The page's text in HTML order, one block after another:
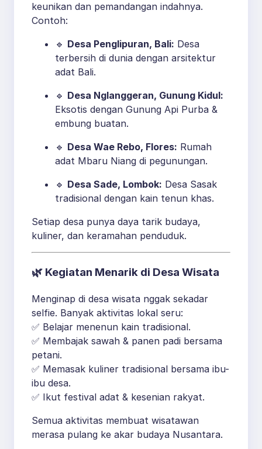
keunikan dan pemandangan indahnya.
Contoh:
🔹 Desa Penglipuran, Bali: Desa
terbersih di dunia dengan arsitektur
adat Bali.
🔹 Desa Nglanggeran, Gunung Kidul:
Eksotis dengan Gunung Api Purba &
embung buatan.
🔹 Desa Wae Rebo, Flores: Rumah
adat Mbaru Niang di pegunungan.
🔹 Desa Sade, Lombok: Desa Sasak
tradisional dengan kain tenun khas.
Setiap desa punya daya tarik budaya,
kuliner, dan keramahan penduduk.
🌿 Kegiatan Menarik di Desa Wisata
Menginap di desa wisata nggak sekadar
selfie. Banyak aktivitas lokal seru:
✅ Belajar menenun kain tradisional.
✅ Membajak sawah & panen padi bersama
petani.
✅ Memasak kuliner tradisional bersama ibu-
ibu desa.
✅ Ikut festival adat & kesenian rakyat.
Semua aktivitas membuat wisatawan
merasa pulang ke akar budaya Nusantara.